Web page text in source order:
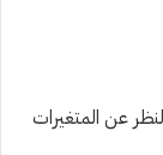
عن المتغيرات